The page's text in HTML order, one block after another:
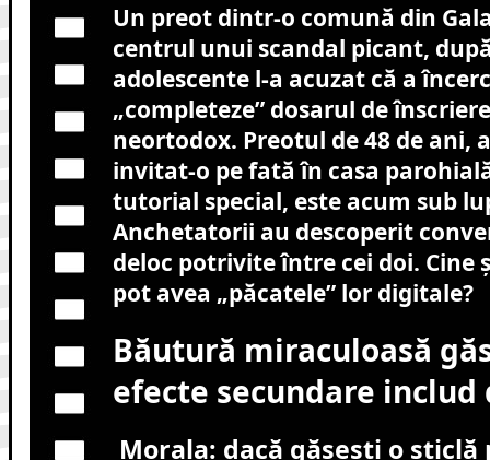
Un preot dintr-o comună din
centrul unui scandal picant,
adolescente l-a acuzat că a
„completeze” dosarul de
neortodox. Preotul de 48 de ani,
invitat-o pe fată în casa
tutorial special, este acum sub
Anchetatorii au descoperit
deloc potrivite între cei doi. Cine
pot avea „păcatele” lor digitale?
Băutură miraculoasă
efecte secundare includ
Morala: dacă găsești o